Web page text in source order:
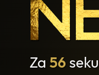
Za 55